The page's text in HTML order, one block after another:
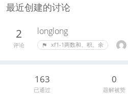
最近创建的讨论
2
评论
longlong
xf1-1两数和、积、余
163
已通过
0
题解被赞